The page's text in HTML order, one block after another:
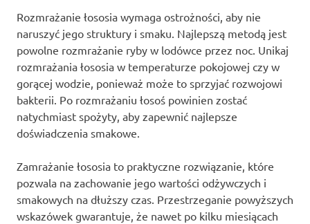
Rozmrażanie łososia wymaga ostrożności, aby nie
naruszyć jego struktury i smaku. Najlepszą metodą jest
powolne rozmrażanie ryby w lodówce przez noc. Unikaj
rozmrażania łososia w temperaturze pokojowej czy w
gorącej wodzie, ponieważ może to sprzyjać rozwojowi
bakterii. Po rozmrażaniu łosoś powinien zostać
natychmiast spożyty, aby zapewnić najlepsze
doświadczenia smakowe.
Zamrażanie łososia to praktyczne rozwiązanie, które
pozwala na zachowanie jego wartości odżywczych i
smakowych na dłuższy czas. Przestrzeganie powyższych
wskazówek gwarantuje, że nawet po kilku miesiącach